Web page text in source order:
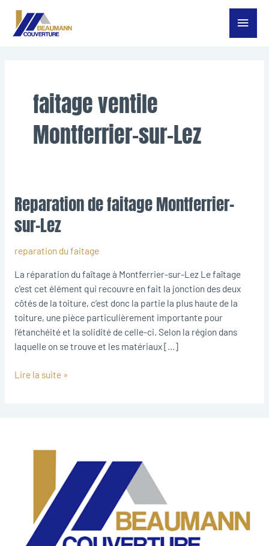
Aller
Menu
faitage ventile
Montferrier-sur-Lez
Reparation de faitage Montferrier-
sur-Lez
reparation du faitage
La réparation du faîtage à Montferrier-sur-Lez Le faîtage
c’est cet élément qui recouvre en fait la jonction des deux
côtés de la toiture, c’est donc la partie la plus haute de la
toiture, une pièce particulièrement importante pour
l’étanchéité et la solidité de celle-ci. Selon la région dans
laquelle on se trouve et les matériaux […]
Reparation
de
faitage
sur-
Lez
Lire la suite »